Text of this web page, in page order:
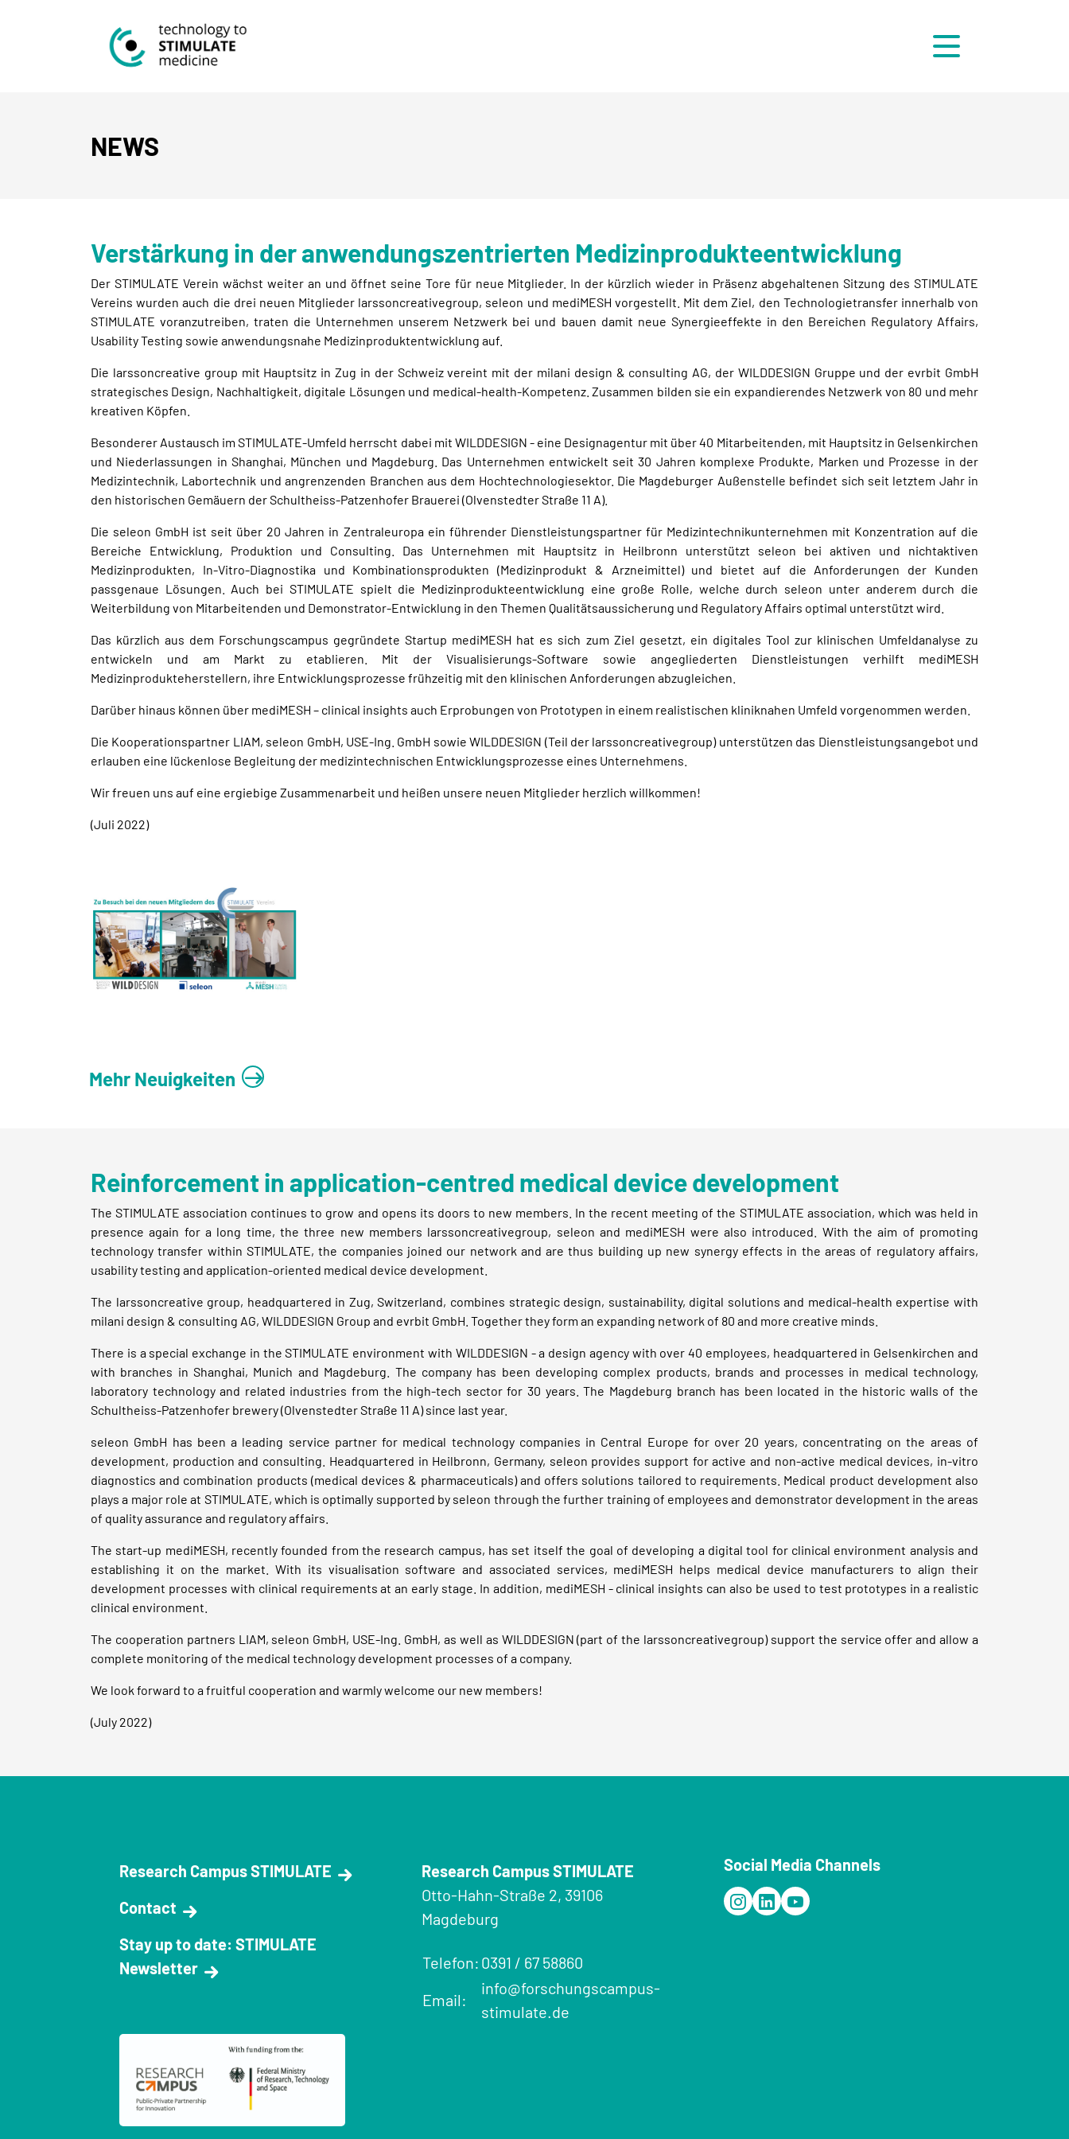
Menü
NEWS
Verstärkung in der anwendungszentrierten Medizinprodukteentwicklung
Der STIMULATE Verein wächst weiter an und öffnet seine Tore für neue Mitglieder. In der kürzlich wieder in Präsenz abgehaltenen Sitzung des STIMULATE
Vereins wurden auch die drei neuen Mitglieder larssoncreativegroup, seleon und mediMESH vorgestellt. Mit dem Ziel, den Technologietransfer innerhalb von
STIMULATE voranzutreiben, traten die Unternehmen unserem Netzwerk bei und bauen damit neue Synergieeffekte in den Bereichen Regulatory Affairs,
Usability Testing sowie anwendungsnahe Medizinproduktentwicklung auf.
Die larssoncreative group mit Hauptsitz in Zug in der Schweiz vereint mit der milani design & consulting AG, der WILDDESIGN Gruppe und der evrbit GmbH
strategisches Design, Nachhaltigkeit, digitale Lösungen und medical-health-Kompetenz. Zusammen bilden sie ein expandierendes Netzwerk von 80 und mehr
kreativen Köpfen.
Besonderer Austausch im STIMULATE-Umfeld herrscht dabei mit WILDDESIGN - eine Designagentur mit über 40 Mitarbeitenden, mit Hauptsitz in Gelsenkirchen
und Niederlassungen in Shanghai, München und Magdeburg. Das Unternehmen entwickelt seit 30 Jahren komplexe Produkte, Marken und Prozesse in der
Medizintechnik, Labortechnik und angrenzenden Branchen aus dem Hochtechnologiesektor. Die Magdeburger Außenstelle befindet sich seit letztem Jahr in
den historischen Gemäuern der Schultheiss-Patzenhofer Brauerei (Olvenstedter Straße 11 A).
Die seleon GmbH ist seit über 20 Jahren in Zentraleuropa ein führender Dienstleistungspartner für Medizintechnikunternehmen mit Konzentration auf die
Bereiche Entwicklung, Produktion und Consulting. Das Unternehmen mit Hauptsitz in Heilbronn unterstützt seleon bei aktiven und nichtaktiven
Medizinprodukten, In-Vitro-Diagnostika und Kombinationsprodukten (Medizinprodukt & Arzneimittel) und bietet auf die Anforderungen der Kunden
passgenaue Lösungen. Auch bei STIMULATE spielt die Medizinprodukteentwicklung eine große Rolle, welche durch seleon unter anderem durch die
Weiterbildung von Mitarbeitenden und Demonstrator-Entwicklung in den Themen Qualitätsaussicherung und Regulatory Affairs optimal unterstützt wird.
Das kürzlich aus dem Forschungscampus gegründete Startup mediMESH hat es sich zum Ziel gesetzt, ein digitales Tool zur klinischen Umfeldanalyse zu
entwickeln und am Markt zu etablieren. Mit der Visualisierungs-Software sowie angegliederten Dienstleistungen verhilft mediMESH
Medizinprodukteherstellern, ihre Entwicklungsprozesse frühzeitig mit den klinischen Anforderungen abzugleichen.
Darüber hinaus können über mediMESH – clinical insights auch Erprobungen von Prototypen in einem realistischen kliniknahen Umfeld vorgenommen werden.
Die Kooperationspartner LIAM, seleon GmbH, USE-Ing. GmbH sowie WILDDESIGN (Teil der larssoncreativegroup) unterstützen das Dienstleistungsangebot und
erlauben eine lückenlose Begleitung der medizintechnischen Entwicklungsprozesse eines Unternehmens.
Wir freuen uns auf eine ergiebige Zusammenarbeit und heißen unsere neuen Mitglieder herzlich willkommen!
(Juli 2022)
Mehr Neuigkeiten
Reinforcement in application-centred medical device development
The STIMULATE association continues to grow and opens its doors to new members. In the recent meeting of the STIMULATE association, which was held in
presence again for a long time, the three new members larssoncreativegroup, seleon and mediMESH were also introduced. With the aim of promoting
technology transfer within STIMULATE, the companies joined our network and are thus building up new synergy effects in the areas of regulatory affairs,
usability testing and application-oriented medical device development.
The larssoncreative group, headquartered in Zug, Switzerland, combines strategic design, sustainability, digital solutions and medical-health expertise with
milani design & consulting AG, WILDDESIGN Group and evrbit GmbH. Together they form an expanding network of 80 and more creative minds.
There is a special exchange in the STIMULATE environment with WILDDESIGN - a design agency with over 40 employees, headquartered in Gelsenkirchen and
with branches in Shanghai, Munich and Magdeburg. The company has been developing complex products, brands and processes in medical technology,
laboratory technology and related industries from the high-tech sector for 30 years. The Magdeburg branch has been located in the historic walls of the
Schultheiss-Patzenhofer brewery (Olvenstedter Straße 11 A) since last year.
seleon GmbH has been a leading service partner for medical technology companies in Central Europe for over 20 years, concentrating on the areas of
development, production and consulting. Headquartered in Heilbronn, Germany, seleon provides support for active and non-active medical devices, in-vitro
diagnostics and combination products (medical devices & pharmaceuticals) and offers solutions tailored to requirements. Medical product development also
plays a major role at STIMULATE, which is optimally supported by seleon through the further training of employees and demonstrator development in the areas
of quality assurance and regulatory affairs.
The start-up mediMESH, recently founded from the research campus, has set itself the goal of developing a digital tool for clinical environment analysis and
establishing it on the market. With its visualisation software and associated services, mediMESH helps medical device manufacturers to align their
development processes with clinical requirements at an early stage. In addition, mediMESH - clinical insights can also be used to test prototypes in a realistic
clinical environment.
The cooperation partners LIAM, seleon GmbH, USE-Ing. GmbH, as well as WILDDESIGN (part of the larssoncreativegroup) support the service offer and allow a
complete monitoring of the medical technology development processes of a company.
We look forward to a fruitful cooperation and warmly welcome our new members!
(July 2022)
Research Campus STIMULATE
Contact
Stay up to date: STIMULATE
Newsletter
Social Media Channels
Research Campus STIMULATE
Otto-Hahn-Straße 2, 39106
Magdeburg
Telefon: 0391 / 67 58860
Email:
info@forschungscampus-
stimulate.de